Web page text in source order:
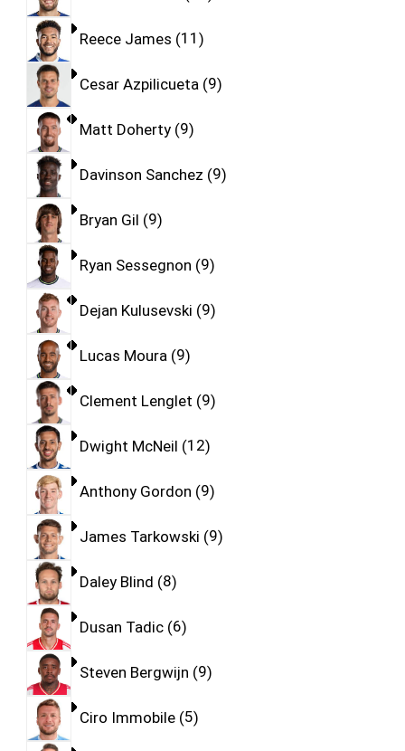
Reece James 11
Cesar Azpilicueta 9
Matt Doherty 9
Davinson Sanchez 9
Bryan Gil 9
Ryan Sessegnon 9
Dejan Kulusevski 9
Lucas Moura 9
Clement Lenglet 9
Dwight McNeil 12
Anthony Gordon 9
James Tarkowski 9
Daley Blind 8
Dusan Tadic 6
Steven Bergwijn 9
Ciro Immobile 5